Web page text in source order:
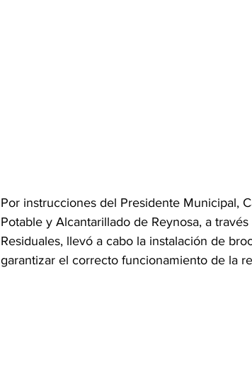
Por instrucciones del Presidente Municipal,
Potable y Alcantarillado de Reynosa, a
Residuales, llevó a cabo la instalación de
garantizar el correcto funcionamiento de la